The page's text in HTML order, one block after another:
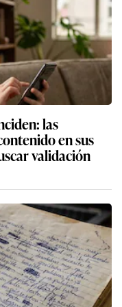
las
en sus
validación